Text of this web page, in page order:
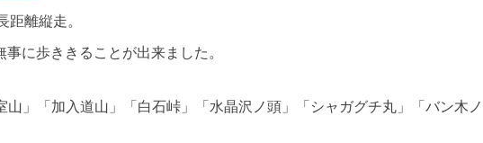
離縦走。
に歩ききることが出来ました。
山」「加入道山」「白石峠」「水晶沢ノ頭」「シャガグチ丸」「バン木ノ